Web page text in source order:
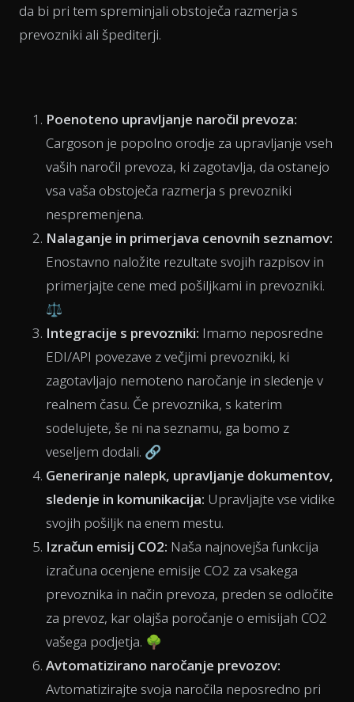
da bi pri tem spreminjali obstoječa razmerja s
prevozniki ali špediterji.
Poenoteno upravljanje naročil prevoza:
Cargoson je popolno orodje za upravljanje vseh
vaših naročil prevoza, ki zagotavlja, da ostanejo
vsa vaša obstoječa razmerja s prevozniki
nespremenjena.
Nalaganje in primerjava cenovnih seznamov:
Enostavno naložite rezultate svojih razpisov in
primerjajte cene med pošiljkami in prevozniki.
⚖️
Integracije s prevozniki: Imamo neposredne
EDI/API povezave z večjimi prevozniki, ki
zagotavljajo nemoteno naročanje in sledenje v
realnem času. Če prevoznika, s katerim
sodelujete, še ni na seznamu, ga bomo z
veseljem dodali. 🔗
Generiranje nalepk, upravljanje dokumentov,
sledenje in komunikacija: Upravljajte vse vidike
svojih pošiljk na enem mestu.
Izračun emisij CO2: Naša najnovejša funkcija
izračuna ocenjene emisije CO2 za vsakega
prevoznika in način prevoza, preden se odločite
za prevoz, kar olajša poročanje o emisijah CO2
vašega podjetja. 🌳
Avtomatizirano naročanje prevozov:
Avtomatizirajte svoja naročila neposredno pri